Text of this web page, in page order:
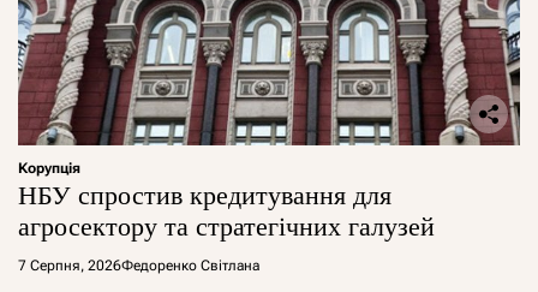
Корупція
НБУ спростив кредитування для
агросектору та стратегічних галузей
7 Серпня, 2026Федоренко Світлана